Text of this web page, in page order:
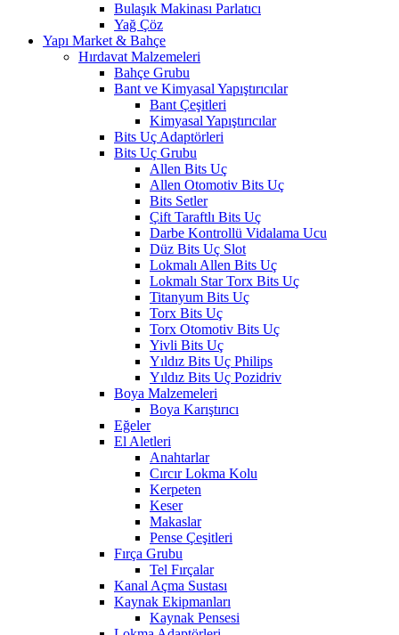
Bulaşık Makinası Parlatıcı
Yağ Çöz
Yapı Market & Bahçe
Hırdavat Malzemeleri
Bahçe Grubu
Bant ve Kimyasal Yapıştırıcılar
Bant Çeşitleri
Kimyasal Yapıştırıcılar
Bits Uç Adaptörleri
Bits Uç Grubu
Allen Bits Uç
Allen Otomotiv Bits Uç
Bits Setler
Çift Taraftlı Bits Uç
Darbe Kontrollü Vidalama Ucu
Düz Bits Uç Slot
Lokmalı Allen Bits Uç
Lokmalı Star Torx Bits Uç
Titanyum Bits Uç
Torx Bits Uç
Torx Otomotiv Bits Uç
Yivli Bits Uç
Yıldız Bits Uç Philips
Yıldız Bits Uç Pozidriv
Boya Malzemeleri
Boya Karıştırıcı
Eğeler
El Aletleri
Anahtarlar
Cırcır Lokma Kolu
Kerpeten
Keser
Makaslar
Pense Çeşitleri
Fırça Grubu
Tel Fırçalar
Kanal Açma Sustası
Kaynak Ekipmanları
Kaynak Pensesi